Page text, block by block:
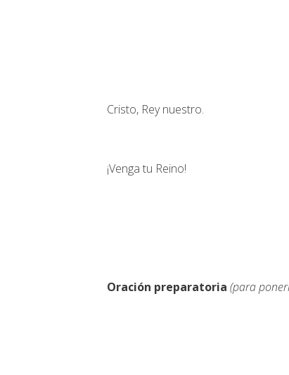
Cristo, Rey nuestro.
¡Venga tu Reino!
Oración preparatoria (para